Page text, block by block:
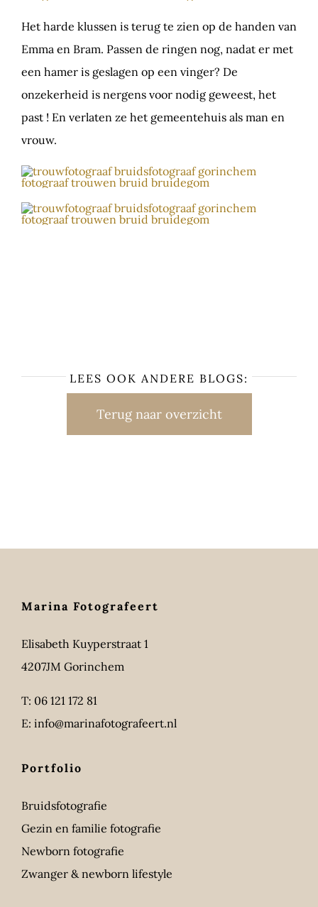
Het harde klussen is terug te zien op de handen van
Emma en Bram. Passen de ringen nog, nadat er met
een hamer is geslagen op een vinger? De
onzekerheid is nergens voor nodig geweest, het
past ! En verlaten ze het gemeentehuis als man en
vrouw.
LEES OOK ANDERE BLOGS:
Terug naar overzicht
Marina Fotografeert
Elisabeth Kuyperstraat 1
4207JM Gorinchem
T: 06 121 172 81
E: info@marinafotografeert.nl
Portfolio
Bruidsfotografie
Gezin en familie fotografie
Newborn fotografie
Zwanger & newborn lifestyle